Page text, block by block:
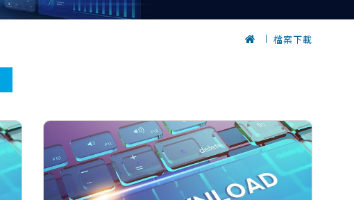
PBS Works
PBS Professional
Altair Unlimited
Simulation Cloud Suite
測｜RapidMiner
｜Radioss
電子產品快速建模密技｜HyperMesh
10倍速完成滑鼠複雜模型CAE建模｜
SimLab
伺服器落摔分析 - 搭配瑞其科技
HyperMesh客製化程式｜HyperMesh
x Radioss x HyperStudy
決複雜的元件選
速完成重複零件
次開發技術 (支
GPT協同開發)
用的快捷鍵
習演算法及應用
AI 數據挖掘工具 x 製程最佳化實務
【 瑞其獨家 客製化程式 】
OptiStruct GUI
Radioss GUI
質量點分配
Read More...
檔案下載